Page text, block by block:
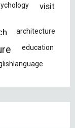
visit
architecture
education